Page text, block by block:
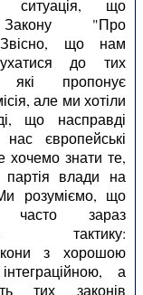
ситуація, що
Закону "Про
Звісно, що нам
до тих
які пропонує
але ми хотіли
що насправді
європейські
хочемо знати те,
влади на
розуміємо, що
зараз
тактику:
з хорошою
а
тих законів